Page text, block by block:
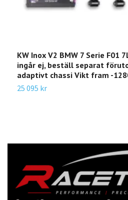
KW Inox V2 BMW 7 Serie F01
ingår ej, beställ separat
adaptivt chassi Vikt fram -
25 095 kr